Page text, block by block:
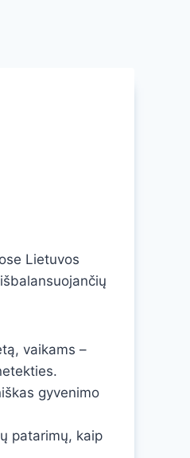
Lietuvos
vaikams –
gyvenimo
patarimų, kaip